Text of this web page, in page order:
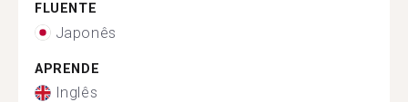
FLUENTE
Japonês
APRENDE
Inglês